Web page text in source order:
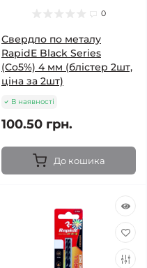
0
Свердло по металу
RapidE Black Series
(Co5%) 4 мм (блістер 2шт,
ціна за 2шт)
В наявності
100.50 грн.
До кошика